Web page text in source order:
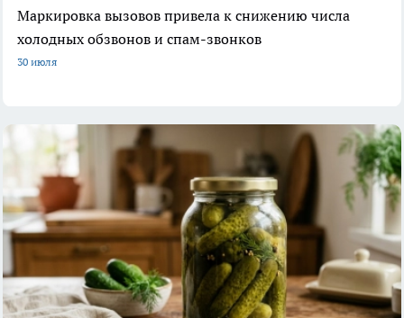
Маркировка вызовов привела к снижению числа
холодных обзвонов и спам-звонков
30 июля